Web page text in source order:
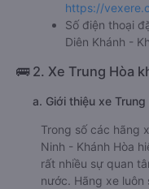
https://
Số điện thoại
Diên Khánh -
🚌 2. Xe Trung Hòa
a. Giới thiệu xe Trung
Trong số các hãng
Ninh - Khánh Hòa
rất nhiều sự quan
nước. Hãng xe luôn